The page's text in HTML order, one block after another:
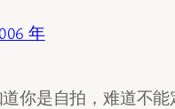
年
道你是自拍，难道不能